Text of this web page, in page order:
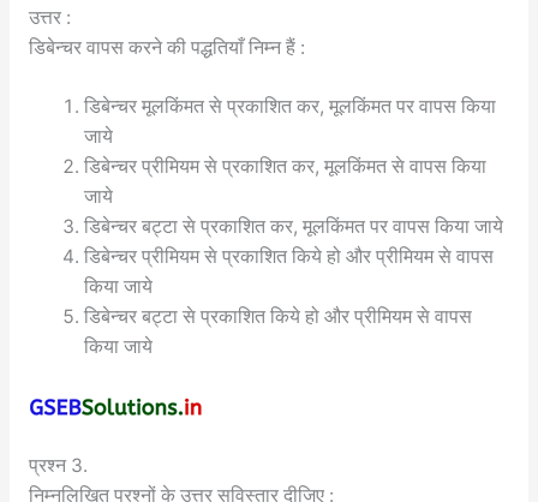
उत्तर :
डिबेन्चर वापस करने की पद्धतियाँ निम्न हैं :
डिबेन्चर मूलकिंमत से प्रकाशित कर, मूलकिंमत पर वापस किया
जाये
डिबेन्चर प्रीमियम से प्रकाशित कर, मूलकिंमत से वापस किया
जाये
डिबेन्चर बट्टा से प्रकाशित कर, मूलकिंमत पर वापस किया जाये
डिबेन्चर प्रीमियम से प्रकाशित किये हो और प्रीमियम से वापस
किया जाये
डिबेन्चर बट्टा से प्रकाशित किये हो और प्रीमियम से वापस
किया जाये
प्रश्न 3.
निम्नलिखित प्रश्नों के उत्तर सविस्तार दीजिए :